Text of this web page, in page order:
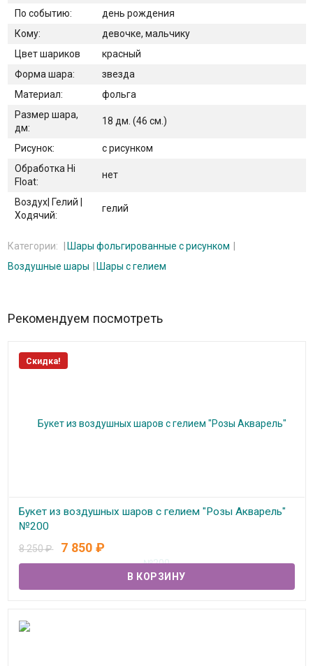
По событию:
день рождения
Кому:
девочке, мальчику
Цвет шариков
красный
Форма шара:
звезда
Материал:
фольга
Размер шара,
дм:
18 дм. (46 см.)
Рисунок:
с рисунком
Обработка Hi
Float:
нет
Воздух| Гелий |
Ходячий:
гелий
Категории:
Шары фольгированные с рисунком
Воздушные шары
Шары с гелием
Рекомендуем посмотреть
Скидка!
Букет из воздушных шаров с гелием "Розы Акварель"
№200
В наличии
8 250₽ 7 850 ₽